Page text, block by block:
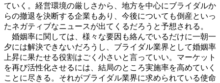
ていく。経営環境の厳しさから、地方を中心にブライダルか
らの撤退を決断する企業もあり、今後についても倒産といっ
たネガティブなニュースが出てくるだろうと予想される。
婚姻率に関しては、様々な要因も絡んでいるだけに一朝一
夕には解決できないだろうし、ブライダル業界として婚姻率
上昇に果たせる役割はごく小さいと言っていい。マーケット
を再び活性化させるには、結局のところ実施率を高めていく
ことに尽きる。それがブライダル業界に求められている使命